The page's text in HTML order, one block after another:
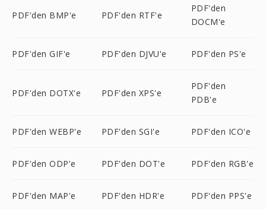
PDF'den BMP'e PDF'den RTF'e
PDF'den
DOCM'e
PDF'den GIF'e PDF'den DJVU'e PDF'den PS'e
PDF'den DOTX'e PDF'den XPS'e
PDF'den
PDB'e
PDF'den WEBP'e PDF'den SGI'e PDF'den ICO'e
PDF'den ODP'e PDF'den DOT'e PDF'den RGB'e
PDF'den MAP'e PDF'den HDR'e PDF'den PPS'e